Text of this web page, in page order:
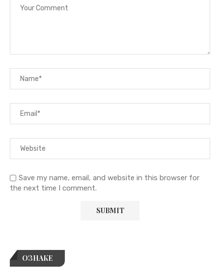
Save my name, email, and website in this browser for
the next time I comment.
ОЗНАКЕ